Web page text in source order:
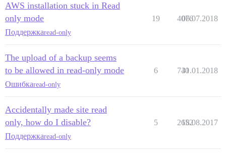
AWS installation stuck in Read
only mode
Поддержкаread-only
19 4076
06.07.2018
The upload of a backup seems
to be allowed in read-only mode
Ошибкаread-only
6 740
31.01.2018
Accidentally made site read
only, how do I disable?
Поддержкаread-only
5 2652
18.08.2017